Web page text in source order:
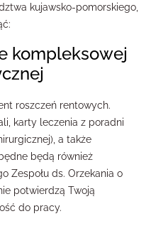
kujawsko-pomorskiego,
roszczeń rentowych.
karty leczenia z poradni
a także
będą również
Zespołu ds. Orzekania o
potwierdzą Twoją
do pracy.